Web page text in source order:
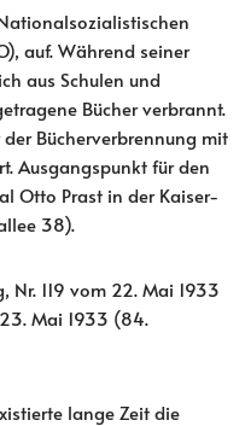
auf. Während seiner
aus Schulen und
Bücher verbrannt.
Bücherverbrennung mit
Ausgangspunkt für den
Otto Prast in der Kaiser-
38).
Nr. 119 vom 22. Mai 1933
Mai 1933 (84.
lange Zeit die